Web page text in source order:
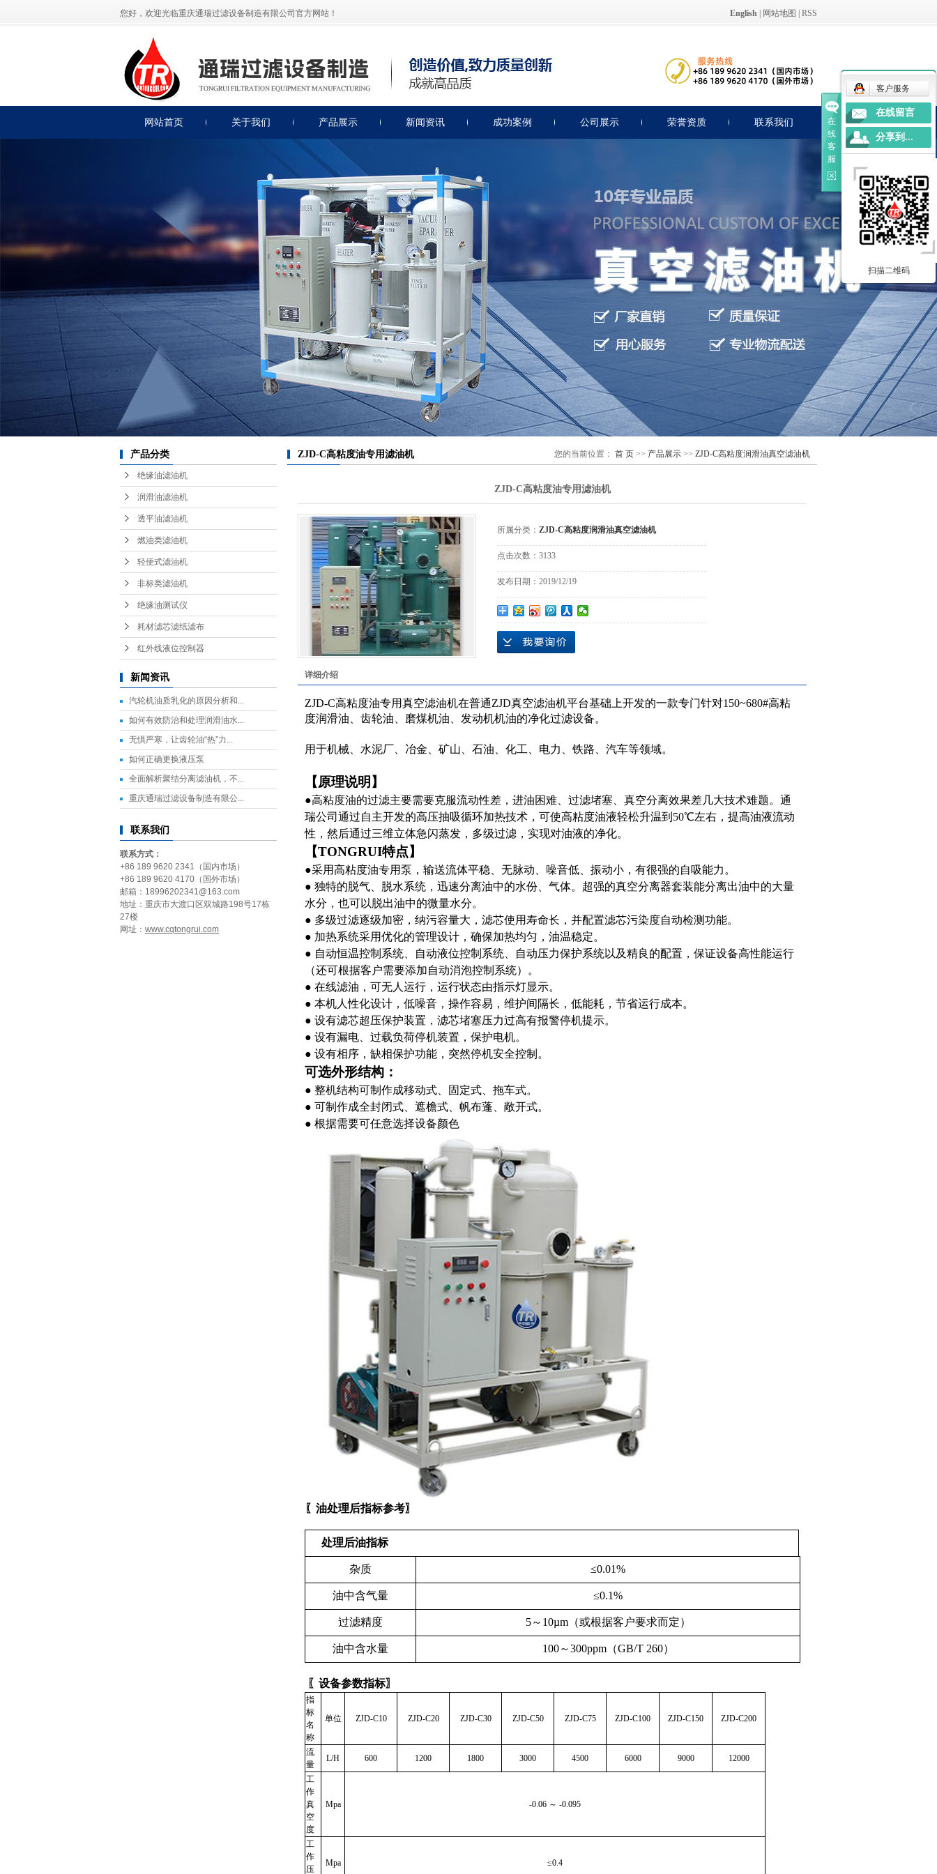
您好，欢迎光临重庆通瑞过滤设备制造有限公司官方网站！ English 网站地图 RSS
网站首页 关于我们
公司展示
联系我们
产品展示
绝缘油滤油机
润滑油滤油机
透平油滤油机
燃油类滤油机
轻便式滤油机
非标类滤油机
绝缘油测试仪
耗材滤芯滤纸滤布
红外线液位控制器
新闻资讯
滤油机知识
滤油机保养
成功案例 公司展示 荣誉资质 联系我们
产品分类
绝缘油滤油机
润滑油滤油机
透平油滤油机
燃油类滤油机
轻便式滤油机
非标类滤油机
绝缘油测试仪
耗材滤芯滤纸滤布
红外线液位控制器
新闻资讯
汽轮机油质乳化的原因分析和...
如何有效防治和处理润滑油水...
无惧严寒，让齿轮油“热”力...
如何正确更换液压泵
全面解析聚结分离滤油机，不...
重庆通瑞过滤设备制造有限公...
联系我们
联系方式：
+86 189 9620 2341（国内市场）
+86 189 9620 4170（国外市场）
邮箱：18996202341@163.com
地址：重庆市大渡口区双城路198号17栋
27楼
网址： www.cqtongrui.com
ZJD-C高粘度油专用滤油机 您的当前位置： 首 页 >> 产品展示 >> ZJD-C高粘度润滑油真空滤油机
ZJD-C高粘度油专用滤油机
所属分类： ZJD-C高粘度润滑油真空滤油机
点击次数： 3133
发布日期： 2019/12/19
详细介绍
ZJD-C高粘度油专用真空滤油机在普通ZJD真空滤油机平台基础上开发的一款专门针对150~680#高粘
度润滑油、齿轮油、磨煤机油、发动机机油的净化过滤设备。
用于机械、水泥厂、冶金、矿山、石油、化工、电力、铁路、汽车等领域。
【原理说明】
●高粘度油的过滤主要需要克服流动性差，进油困难、过滤堵塞、真空分离效果差几大技术难题。通
瑞公司通过自主开发的高压抽吸循环加热技术，可使高粘度油液轻松升温到50℃左右，提高油液流动
性，然后通过三维立体急闪蒸发，多级过滤，实现对油液的净化。
【TONGRUI特点】
●采用高粘度油专用泵，输送流体平稳、无脉动、噪音低、振动小，有很强的自吸能力。
● 独特的脱气、脱水系统，迅速分离油中的水份、气体。超强的真空分离器套装能分离出油中的大量
水分，也可以脱出油中的微量水分。
● 多级过滤逐级加密，纳污容量大，滤芯使用寿命长，并配置滤芯污染度自动检测功能。
● 加热系统采用优化的管理设计，确保加热均匀，油温稳定。
● 自动恒温控制系统、自动液位控制系统、自动压力保护系统以及精良的配置，保证设备高性能运行
（还可根据客户需要添加自动消泡控制系统）。
● 在线滤油，可无人运行，运行状态由指示灯显示。
● 本机人性化设计，低噪音，操作容易，维护间隔长，低能耗，节省运行成本。
● 设有滤芯超压保护装置，滤芯堵塞压力过高有报警停机提示。
● 设有漏电、过载负荷停机装置，保护电机。
● 设有相序，缺相保护功能，突然停机安全控制。
可选外形结构：
● 整机结构可制作成移动式、固定式、拖车式。
● 可制作成全封闭式、遮檐式、帆布蓬、敞开式。
● 根据需要可任意选择设备颜色
〖油处理后指标参考〗
处理后油指标
杂质 ≤0.01%
油中含气量 ≤0.1%
过滤精度 5～10µm（或根据客户要求而定）
油中含水量 100～300ppm（GB/T 260）
〖设备参数指标〗
指
标
名
称
单位 ZJD-C10 ZJD-C20 ZJD-C30 ZJD-C50 ZJD-C75 ZJD-C100 ZJD-C150 ZJD-C200
流
量
L/H 600 1200 1800 3000 4500 6000 9000 12000
工
作
真
空
度
Mpa -0.06 ～ -0.095
工
作
压
Mpa ≤0.4
在
线
客
服
客户服务
在线留言
分享到...
扫描二维码